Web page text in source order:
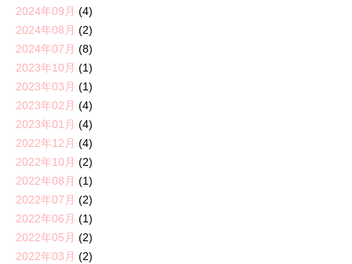
2024年09月 (4)
2024年08月 (2)
2024年07月 (8)
2023年10月 (1)
2023年03月 (1)
2023年02月 (4)
2023年01月 (4)
2022年12月 (4)
2022年10月 (2)
2022年08月 (1)
2022年07月 (2)
2022年06月 (1)
2022年05月 (2)
2022年03月 (2)